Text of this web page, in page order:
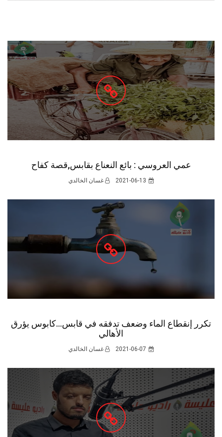
عمي العروسي : بائع النعناع بقابس,قصة كفاح
2021-06-13 غسان الخالدي
تكرر إنقطاع الماء وضعف تدفقه في قابس...كابوس يؤرق
الأهالي
2021-06-07 غسان الخالدي